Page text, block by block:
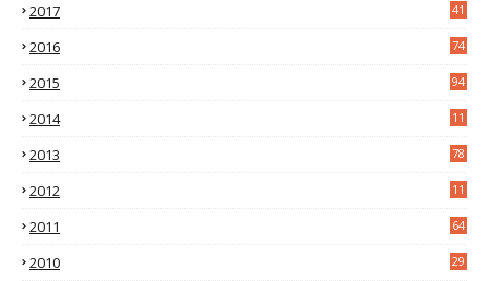
2017 41
2016 74
2015 94
2014
11
2013 78
2012
11
2011 64
2010 29